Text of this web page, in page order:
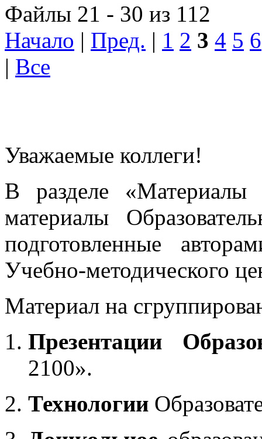
Файлы 21 - 30 из 112
Начало | Пред. | 1 2 3 4 5 6
| Все
Уважаемые коллеги!
В разделе «Материалы
материалы
подготовленные
Учебно-методического
Материал на
Презентации
2100».
Технологии